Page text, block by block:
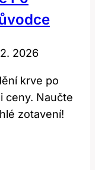
2026
krve po
ceny. Naučte
zotavení!